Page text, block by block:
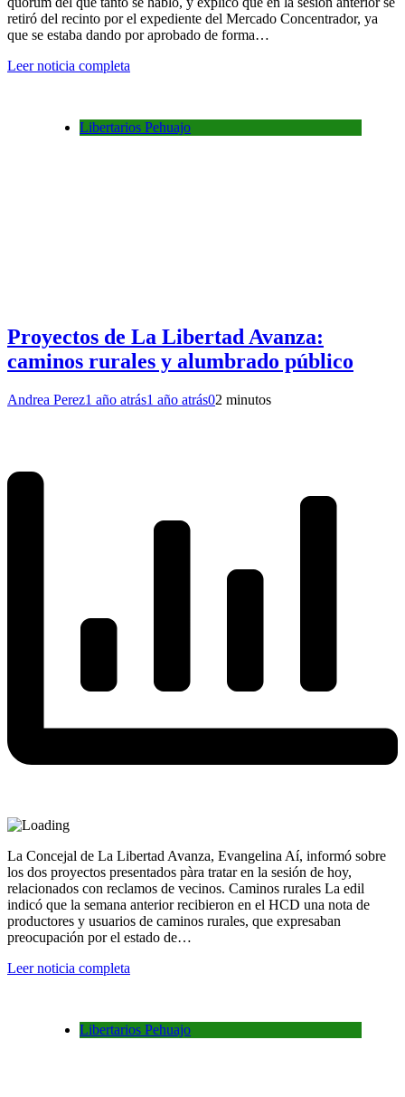
retiró del recinto por el expediente del Mercado Concentrador, ya
que se estaba dando por aprobado de forma…
Leer noticia completa
Libertarios Pehuajo
Proyectos de La Libertad Avanza:
caminos rurales y alumbrado público
Andrea Perez1 año atrás1 año atrás02 minutos
La Concejal de La Libertad Avanza, Evangelina Aí, informó sobre
los dos proyectos presentados pàra tratar en la sesión de hoy,
relacionados con reclamos de vecinos. Caminos rurales La edil
indicó que la semana anterior recibieron en el HCD una nota de
productores y usuarios de caminos rurales, que expresaban
preocupación por el estado de…
Leer noticia completa
Libertarios Pehuajo